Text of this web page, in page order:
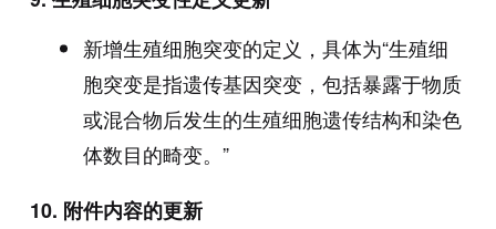
新增生殖细胞突变的定义，具体为“生殖细
胞突变是指遗传基因突变，包括暴露于物质
或混合物后发生的生殖细胞遗传结构和染色
体数目的畸变。”
10. 附件内容的更新